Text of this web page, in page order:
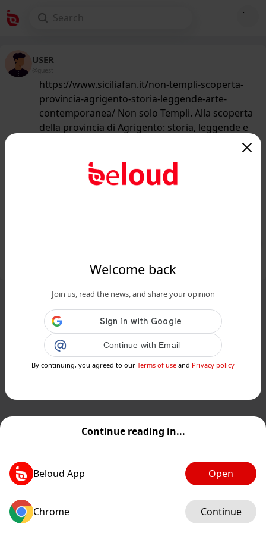
Continue reading in...
Beloud App Open
Chrome Continue
Welcome back
Join us, read the news, and share your opinion
Continue with Email
By continuing, you agreed to our Terms of use and Privacy policy
USER
@guest
https://www.siciliafan.it/non-templi-scoperta-
provincia-agrigento-storia-leggende-arte-
contemporanea/ Non solo Templi. Alla scoperta
della provincia di Agrigento: storia, leggende e
200/50
www.siciliafan.it
Non solo Templi. Alla scoperta della